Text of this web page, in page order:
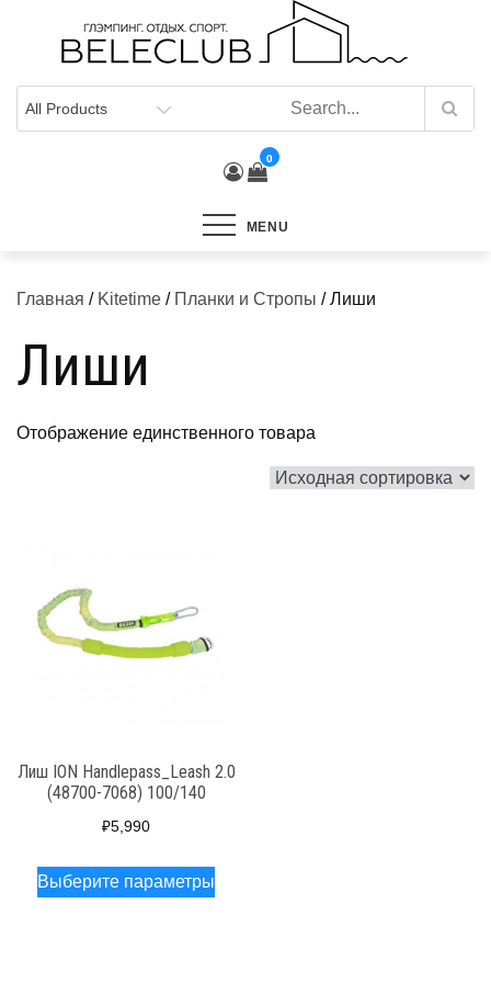
0
MENU
Главная / Kitetime / Планки и Стропы / Лиши
Лиши
Отображение единственного товара
Лиш ION Handlepass_Leash 2.0
(48700-7068) 100/140
₽5,990
Выберите параметры
Этот
товар